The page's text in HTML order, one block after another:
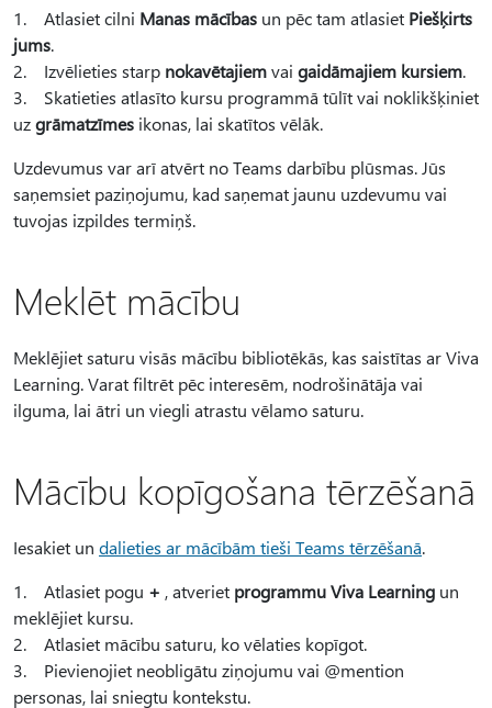
1. Atlasiet cilni Manas mācības un pēc tam atlasiet Piešķirts
jums.
2. Izvēlieties starp nokavētajiemvai gaidāmajiem kursiem.
3. Skatieties atlasīto kursu programmā tūlīt vai noklikšķiniet
uzgrāmatzīmes ikonas, lai skatītos vēlāk.
Uzdevumus var arī atvērt no Teams darbību plūsmas. Jūs
saņemsiet paziņojumu, kad saņemat jaunu uzdevumu vai
tuvojas izpildes termiņš.
Meklēt mācību
Meklējiet saturu visās mācību bibliotēkās, kas saistītas ar Viva
Learning. Varat filtrēt pēc interesēm, nodrošinātāja vai
ilguma, lai ātri un viegli atrastu vēlamo saturu.
Mācību kopīgošana tērzēšanā
Iesakiet un dalieties ar mācībām tieši Teams tērzēšanā.
1. Atlasiet pogu + , atveriet programmu Viva Learning un
meklējiet kursu.
2. Atlasiet mācību saturu, ko vēlaties kopīgot.
3. Pievienojiet neobligātu ziņojumu vai @mention
personas, lai sniegtu kontekstu.